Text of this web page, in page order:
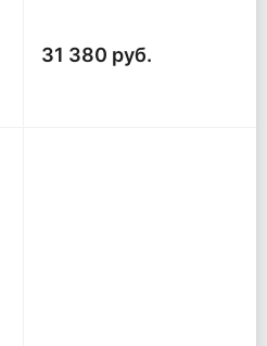
31 380 руб.